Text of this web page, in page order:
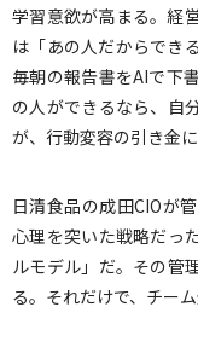
学習意欲が高まる。経
は「あの人だからでき
毎朝の報告書をAIで下
の人ができるなら、自
が、行動変容の引き金に
日清食品の成田CIOが
心理を突いた戦略だっ
ルモデル」だ。その管
る。それだけで、チー